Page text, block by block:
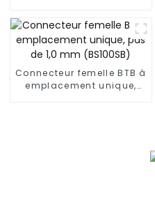
Connecteur femelle BTB à
emplacement unique,